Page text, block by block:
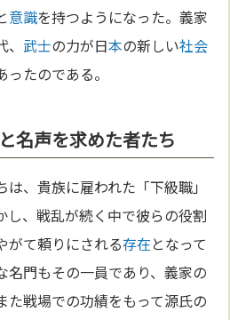
意識を持つようになった。義家
武士の力が日本の新しい社会
たのである。
名声を求めた者たち
は、貴族に雇われた「下級職」
し、戦乱が続く中で彼らの役割
がて頼りにされる存在となって
名門もその一員であり、義家の
た戦場での功績をもって源氏の